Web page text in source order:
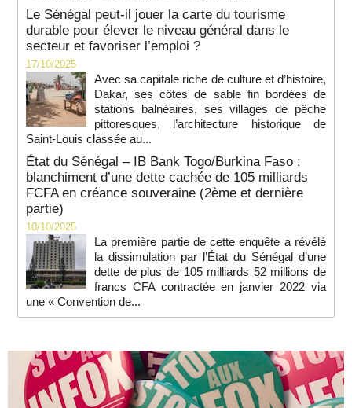
Le Sénégal peut-il jouer la carte du tourisme
durable pour élever le niveau général dans le
secteur et favoriser l’emploi ?
17/10/2025
Avec sa capitale riche de culture et d’histoire,
Dakar, ses côtes de sable fin bordées de
stations balnéaires, ses villages de pêche
pittoresques, l’architecture historique de
Saint-Louis classée au...
État du Sénégal – IB Bank Togo/Burkina Faso :
blanchiment d’une dette cachée de 105 milliards
FCFA en créance souveraine (2ème et dernière
partie)
10/10/2025
La première partie de cette enquête a révélé
la dissimulation par l’État du Sénégal d’une
dette de plus de 105 milliards 52 millions de
francs CFA contractée en janvier 2022 via
une « Convention de...